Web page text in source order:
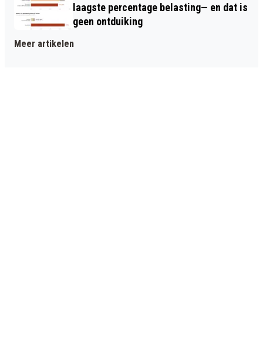
laagste percentage belasting— en dat is
geen ontduiking
Meer artikelen